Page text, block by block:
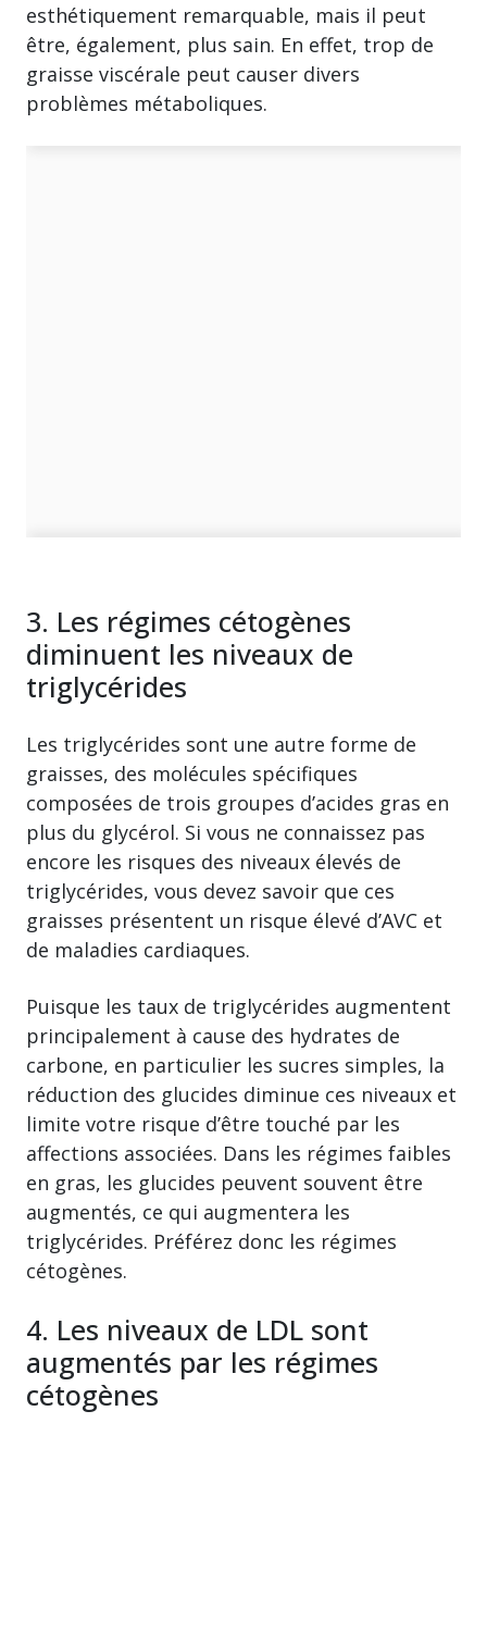
esthétiquement remarquable, mais il peut
être, également, plus sain. En effet, trop de
graisse viscérale peut causer divers
problèmes métaboliques.
3. Les régimes cétogènes
diminuent les niveaux de
triglycérides
Les triglycérides sont une autre forme de
graisses, des molécules spécifiques
composées de trois groupes d’acides gras en
plus du glycérol. Si vous ne connaissez pas
encore les risques des niveaux élevés de
triglycérides, vous devez savoir que ces
graisses présentent un risque élevé d’AVC et
de maladies cardiaques.
Puisque les taux de triglycérides augmentent
principalement à cause des hydrates de
carbone, en particulier les sucres simples, la
réduction des glucides diminue ces niveaux et
limite votre risque d’être touché par les
affections associées. Dans les régimes faibles
en gras, les glucides peuvent souvent être
augmentés, ce qui augmentera les
triglycérides. Préférez donc les régimes
cétogènes.
4. Les niveaux de LDL sont
augmentés par les régimes
cétogènes